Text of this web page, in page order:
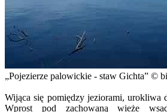
Pojezierze palowickie - staw Gichta ©
Wijąca się pomiędzy jeziorami, urokliwa
Wprost pod zachowaną wieże